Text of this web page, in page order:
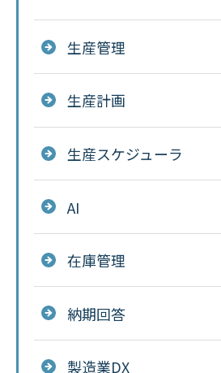
生産管理
生産計画
生産スケジューラ
AI
在庫管理
納期回答
製造業DX